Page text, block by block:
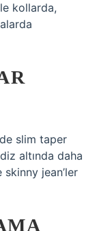
kollarda,
slim taper
altında daha
skinny jean’ler